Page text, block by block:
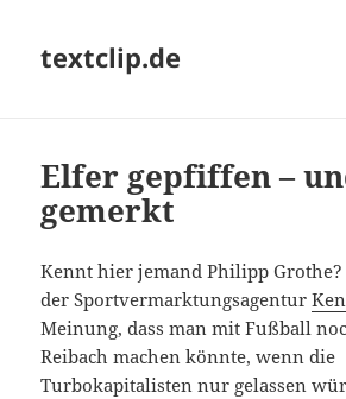
textclip.de
Elfer gepfiffen –
gemerkt
Kennt hier jemand Philipp Grothe?
der Sportvermarktungsagentur
Meinung, dass man mit Fußball
Reibach machen könnte, wenn die
Turbokapitalisten nur gelassen